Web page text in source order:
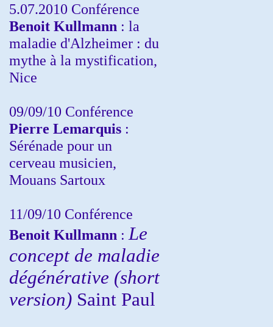
5.07.2010 Conférence
Benoit Kullmann : la
maladie d'Alzheimer : du
mythe à la mystification,
Nice
09/09/10 Conférence
Pierre Lemarquis :
Sérénade pour un
cerveau musicien,
Mouans Sartoux
11/09/10 Conférence
Benoit Kullmann : Le
concept de maladie
dégénérative (short
version) Saint Paul